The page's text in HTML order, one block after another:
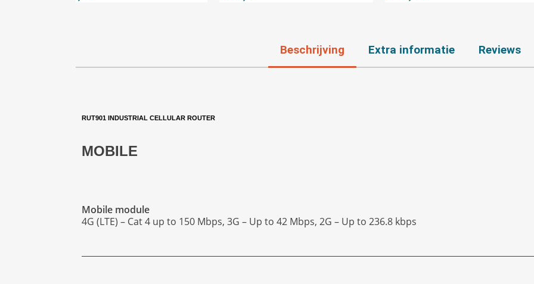
Beschrijving Extra informatie Reviews
RUT901 INDUSTRIAL CELLULAR ROUTER
MOBILE
Mobile module
4G (LTE) – Cat 4 up to 150 Mbps, 3G – Up to 42 Mbps, 2G – Up to 236.8 kbps